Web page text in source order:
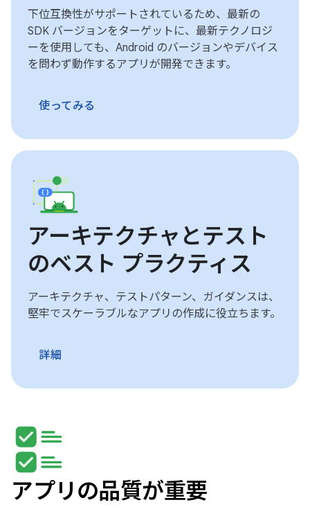
下位互換性がサポートされているため、最新の
SDK バージョンをターゲットに、最新テクノロジ
ーを使用しても、Android のバージョンやデバイス
を問わず動作するアプリが開発できます。
使ってみる
アーキテクチャとテスト
のベスト プラクティス
アーキテクチャ、テストパターン、ガイダンスは、
堅牢でスケーラブルなアプリの作成に役立ちます。
詳細
アプリの品質が重要